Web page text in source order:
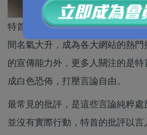
特首在施政報告點名批評《學苑》
間名氣大升，成為各大網站的熱
的宣傳能力外，更多人關注的是
成白色恐佈，打壓言論自由。
最常見的批評，是這些言論純粹處
並沒有實際行動，特首的批評以